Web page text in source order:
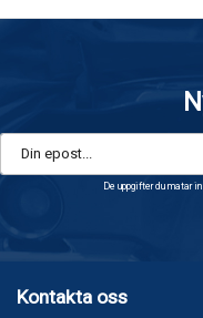
De uppgifter du matar
Kontakta oss